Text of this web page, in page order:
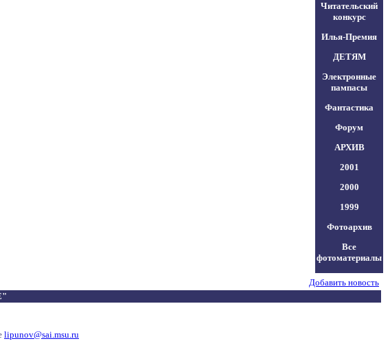
Читательский
конкурс
Илья-Премия
ДЕТЯМ
Электронные
пампасы
Фантастика
Форум
АРХИВ
2001
2000
1999
Фотоархив
Все
фотоматериалы
Добавить новость
lipunov@sai.msu.ru